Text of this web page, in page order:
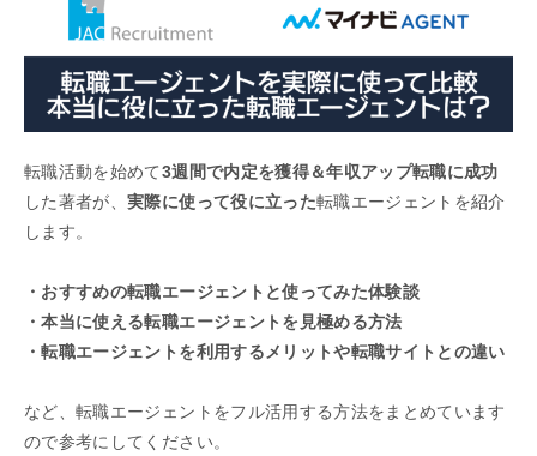
転職活動を始めて3週間で内定を獲得＆年収アップ転職に成功
した著者が、実際に使って役に立った転職エージェントを紹介
します。
・おすすめの転職エージェントと使ってみた体験談
・本当に使える転職エージェントを見極める方法
・転職エージェントを利用するメリットや転職サイトとの違い
など、転職エージェントをフル活用する方法をまとめています
ので参考にしてください。